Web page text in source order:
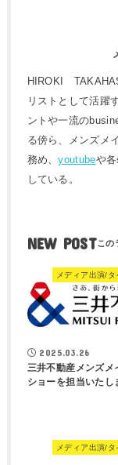
HIROKI
リストとして活躍
ントや一流の
る傍ら、メンズメ
務め、youtubeや
している。
NEW POST
メディア出演/
2025.03.26
三井不動産メンズメ
ショーを担当いたし
メディア出演/